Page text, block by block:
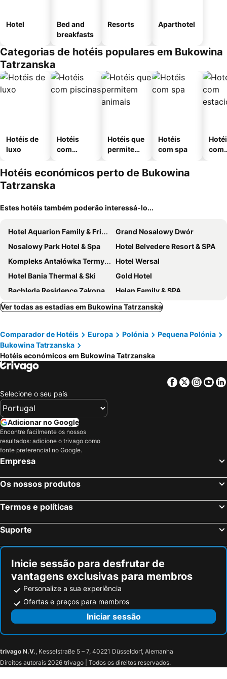
Hotel
Bed and
breakfasts
Resorts Aparthotel
Categorias de hotéis populares em Bukowina
Tatrzanska
Hotéis de
luxo
Hotéis
com
Hotéis que
permitem
Hotéis
com spa
com
Hotéis económicos perto de Bukowina
Tatrzanska
Estes hotéis também poderão interessá-lo...
Hotel Aquarion Family & Friends - Destigo Hotels
Grand Nosalowy Dwór
Nosalowy Park Hotel & Spa
Hotel Belvedere Resort & SPA
Kompleks Antałówka Termy & Med
Hotel Wersal
Hotel Bania Thermal & Ski
Gold Hotel
Bachleda Residence Zakopane
Helan Family & SPA
Radisson Blu Hotel & Residences Zakopane
Hotel Foluszowy Potok
Willa Kubik
Willa Apart
Aries Hotel & SPA
Hotel Tatra
Hotel Redyk Ski&Relax
Hotel Murowanica
Hotel Helios
5 Krokow
Tatra Wood House
Madejowy Dwór
Hotel Carlina
Hotel Toporów
Noclegi u Celiny i józefa
Willa Wiktoria 2
Dom Wypoczynkowy U Staszla
Panorama
Hotel Crocus
Rzemieslnik Zakopane
Hotel Czarny Potok
Bachleda Hotel Kasprowy
Ver todas as estadias em Bukowina Tatrzanska
Comparador de Hotéis Europa Polónia
Pequena Polónia
Bukowina Tatrzanska
Hotéis económicos em Bukowina Tatrzanska
Facebook
Twitter
Selecione o seu país
Adicionar no Google
Encontre facilmente os nossos
resultados: adicione o trivago como
fonte preferencial no Google.
Empresa
Os nossos produtos
Termos e políticas
Suporte
Inicie sessão para desfrutar de
vantagens exclusivas para membros
Personalize a sua experiência
Ofertas e preços para membros
Iniciar sessão
trivago N.V., Kesselstraße 5 – 7, 40221 Düsseldorf, Alemanha
Direitos autorais 2026 trivago | Todos os direitos reservados.